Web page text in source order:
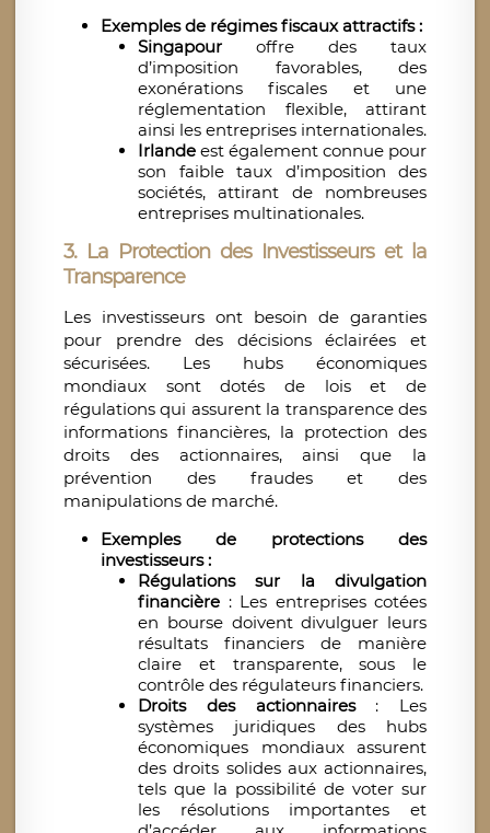
Exemples de régimes fiscaux attractifs :
Singapour offre des taux
d’imposition favorables, des
exonérations fiscales et une
réglementation flexible, attirant
ainsi les entreprises internationales.
Irlande est également connue pour
son faible taux d’imposition des
sociétés, attirant de nombreuses
entreprises multinationales.
3. La Protection des Investisseurs et la
Transparence
Les investisseurs ont besoin de garanties
pour prendre des décisions éclairées et
sécurisées. Les hubs économiques
mondiaux sont dotés de lois et de
régulations qui assurent la transparence des
informations financières, la protection des
droits des actionnaires, ainsi que la
prévention des fraudes et des
manipulations de marché.
Exemples de protections des
investisseurs :
Régulations sur la divulgation
financière : Les entreprises cotées
en bourse doivent divulguer leurs
résultats financiers de manière
claire et transparente, sous le
contrôle des régulateurs financiers.
Droits des actionnaires: Les
systèmes juridiques des hubs
économiques mondiaux assurent
des droits solides aux actionnaires,
tels que la possibilité de voter sur
les résolutions importantes et